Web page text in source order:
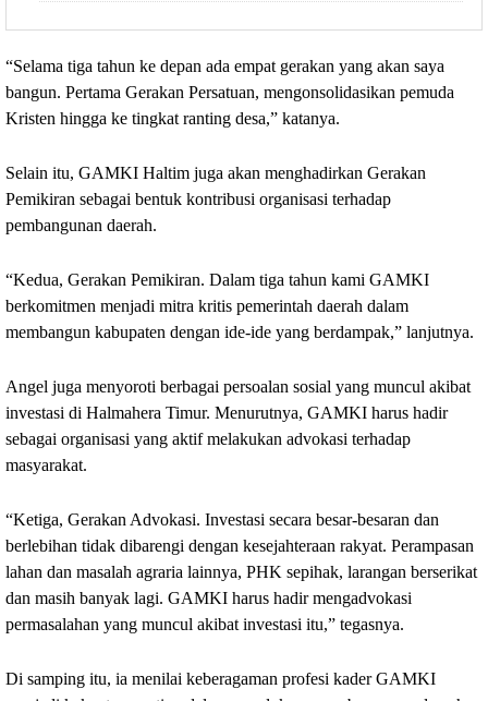
“Selama tiga tahun ke depan ada empat gerakan yang akan saya
bangun. Pertama Gerakan Persatuan, mengonsolidasikan pemuda
Kristen hingga ke tingkat ranting desa,” katanya.
Selain itu, GAMKI Haltim juga akan menghadirkan Gerakan
Pemikiran sebagai bentuk kontribusi organisasi terhadap
pembangunan daerah.
“Kedua, Gerakan Pemikiran. Dalam tiga tahun kami GAMKI
berkomitmen menjadi mitra kritis pemerintah daerah dalam
membangun kabupaten dengan ide-ide yang berdampak,” lanjutnya.
Angel juga menyoroti berbagai persoalan sosial yang muncul akibat
investasi di Halmahera Timur. Menurutnya, GAMKI harus hadir
sebagai organisasi yang aktif melakukan advokasi terhadap
masyarakat.
“Ketiga, Gerakan Advokasi. Investasi secara besar-besaran dan
berlebihan tidak dibarengi dengan kesejahteraan rakyat. Perampasan
lahan dan masalah agraria lainnya, PHK sepihak, larangan berserikat
dan masih banyak lagi. GAMKI harus hadir mengadvokasi
permasalahan yang muncul akibat investasi itu,” tegasnya.
Di samping itu, ia menilai keberagaman profesi kader GAMKI